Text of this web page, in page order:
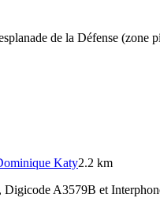
de la Défense (zone
Katy2.2 km
, Digicode A3579B et